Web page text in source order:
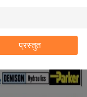
प्रस्तुत